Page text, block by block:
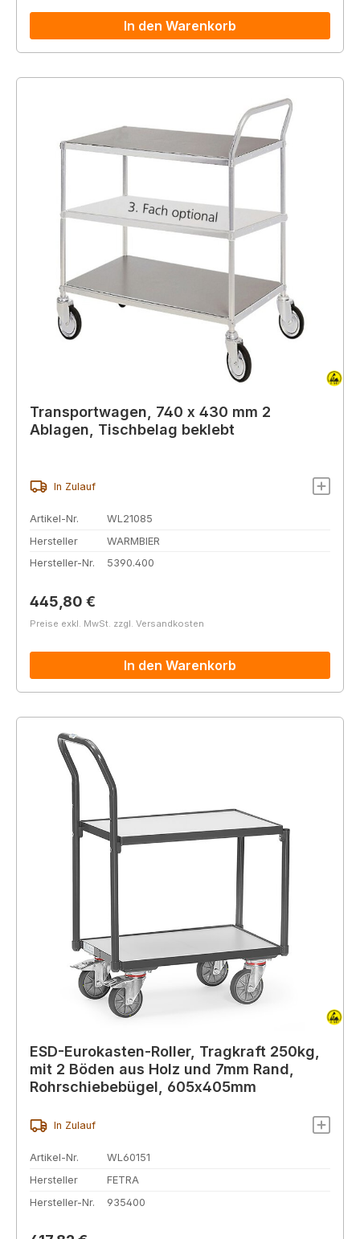
In den Warenkorb
Transportwagen, 740 x 430 mm 2
Ablagen, Tischbelag beklebt
In Zulauf
Artikel-Nr.
WL21085
Hersteller
WARMBIER
Hersteller-Nr.
5390.400
Regulärer Preis:
445,80 €
Preise exkl. MwSt. zzgl. Versandkosten
In den Warenkorb
ESD-Eurokasten-Roller, Tragkraft 250kg,
mit 2 Böden aus Holz und 7mm Rand,
Rohrschiebebügel, 605x405mm
In Zulauf
Artikel-Nr.
WL60151
Hersteller
FETRA
Hersteller-Nr.
935400